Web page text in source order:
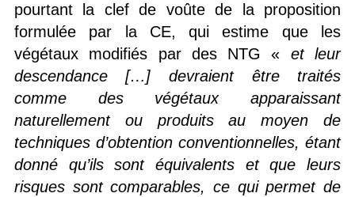
pourtant la clef de voûte de la proposition
formulée par la CE, qui estime que les
végétaux modifiés par des NTG « et leur
descendance
[…]
devraient être traités
comme des végétaux apparaissant
naturellement ou produits au moyen de
techniques d’obtention conventionnelles, étant
donné qu’ils sont équivalents et que leurs
risques sont comparables, ce qui permet de